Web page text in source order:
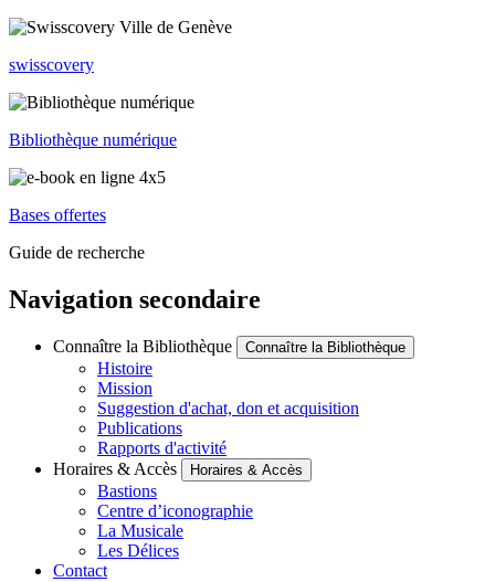
swisscovery
Bibliothèque numérique
Bases offertes
Guide de recherche
Navigation secondaire
Connaître la Bibliothèque Connaître la Bibliothèque
Histoire
Mission
Suggestion d'achat, don et acquisition
Publications
Rapports d'activité
Horaires & Accès
Horaires & Accès
Bastions
Centre d’iconographie
La Musicale
Les Délices
Contact